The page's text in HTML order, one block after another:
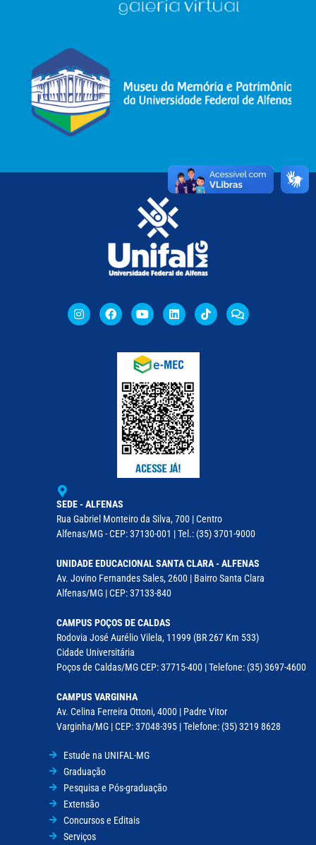
SEDE - ALFENAS
Rua Gabriel Monteiro da Silva, 700 | Centro
Alfenas/MG - CEP: 37130-001 | Tel.: (35) 3701-9000
UNIDADE EDUCACIONAL SANTA CLARA - ALFENAS
Av. Jovino Fernandes Sales, 2600 | Bairro Santa Clara
Alfenas/MG | CEP: 37133-840
CAMPUS POÇOS DE CALDAS
Rodovia José Aurélio Vilela, 11999 (BR 267 Km 533)
Cidade Universitária
Poços de Caldas/MG CEP: 37715-400 | Telefone: (35) 3697-4600
CAMPUS VARGINHA
Av. Celina Ferreira Ottoni, 4000 | Padre Vitor
Varginha/MG | CEP: 37048-395 | Telefone: (35) 3219 8628
Estude na UNIFAL-MG
Graduação
Pesquisa e Pós-graduação
Extensão
Concursos e Editais
Serviços